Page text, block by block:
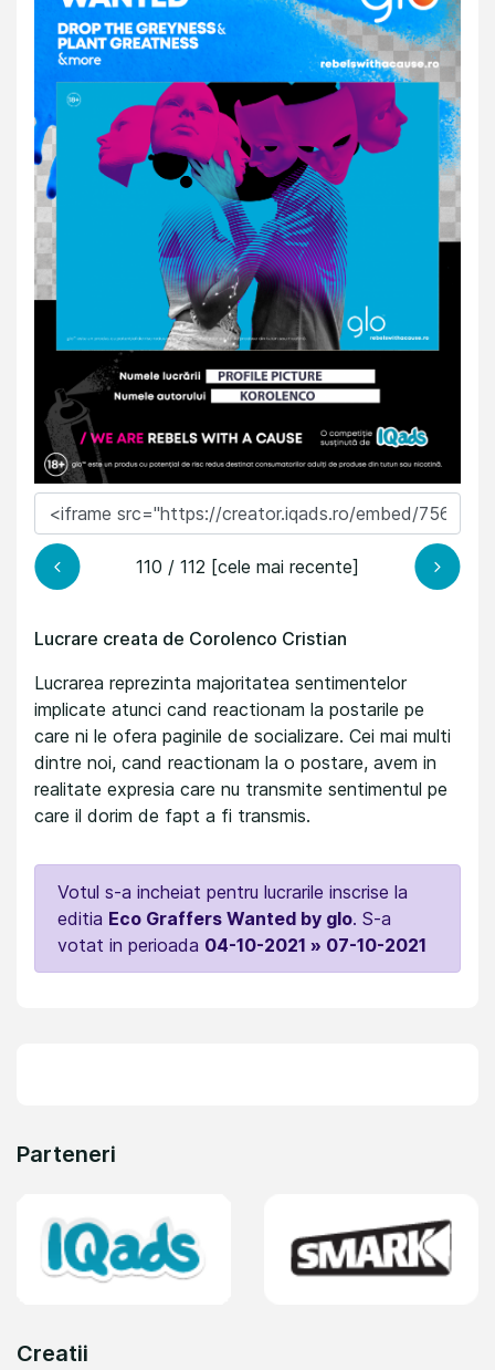
110 / 112 [cele mai recente]
Lucrare creata de Corolenco Cristian
Lucrarea reprezinta majoritatea sentimentelor
implicate atunci cand reactionam la postarile pe
care ni le ofera paginile de socializare. Cei mai multi
dintre noi, cand reactionam la o postare, avem in
realitate expresia care nu transmite sentimentul pe
care il dorim de fapt a fi transmis.
Votul s-a incheiat pentru lucrarile inscrise la
editia Eco Graffers Wanted by glo. S-a
votat in perioada 04-10-2021 » 07-10-2021
Parteneri
Creatii